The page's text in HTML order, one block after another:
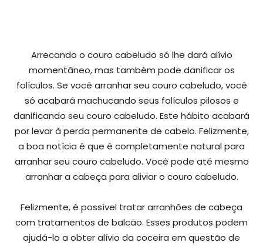
Arrecando o couro cabeludo só lhe dará alívio
momentâneo, mas também pode danificar os
folículos. Se você arranhar seu couro cabeludo, você
só acabará machucando seus folículos pilosos e
danificando seu couro cabeludo. Este hábito acabará
por levar à perda permanente de cabelo. Felizmente,
a boa notícia é que é completamente natural para
arranhar seu couro cabeludo. Você pode até mesmo
arranhar a cabeça para aliviar o couro cabeludo.
Felizmente, é possível tratar arranhões de cabeça
com tratamentos de balcão. Esses produtos podem
ajudá-lo a obter alívio da coceira em questão de